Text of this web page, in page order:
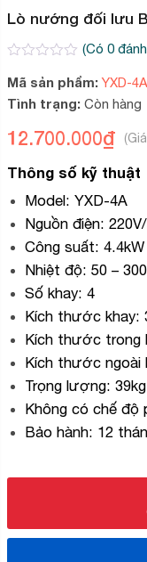
Lò nướng đối lưu
trên
dựa
đánh
giá
(Có 0
Mã sản phẩm: YXD-4A
Tình trạng: Còn hàng
12.700.000₫
Thông số kỹ thuật
Model: YXD-4A
Nguồn điện:
Công suất: 4.4kW
Nhiệt độ: 50 –
Số khay: 4
Kích thước khay:
Kích thước trong
Kích thước ngoài
Trọng lượng: 39kg
Không có chế độ
Bảo hành: 12